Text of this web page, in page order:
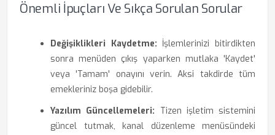
Önemli İpuçları Ve Sıkça Sorulan Sorular
Değişiklikleri Kaydetme: İşlemlerinizi bitirdikten
sonra menüden çıkış yaparken mutlaka 'Kaydet'
veya 'Tamam' onayını verin. Aksi takdirde tüm
emekleriniz boşa gidebilir.
Yazılım Güncellemeleri: Tizen işletim sistemini
güncel tutmak, kanal düzenleme menüsündeki